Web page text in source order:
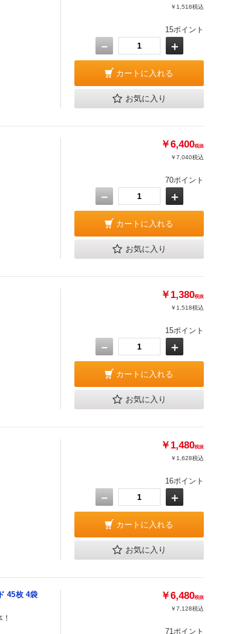
￥1,518税込
15ポイント
－ ＋
カートに入れる
お気に入り
￥6,400税抜
￥7,040税込
70ポイント
－ ＋
カートに入れる
お気に入り
￥1,380税抜
￥1,518税込
15ポイント
－ ＋
カートに入れる
お気に入り
￥1,480税抜
￥1,628税込
16ポイント
－ ＋
カートに入れる
お気に入り
45枚 4袋 ￥6,480税抜
￥7,128税込
71ポイント